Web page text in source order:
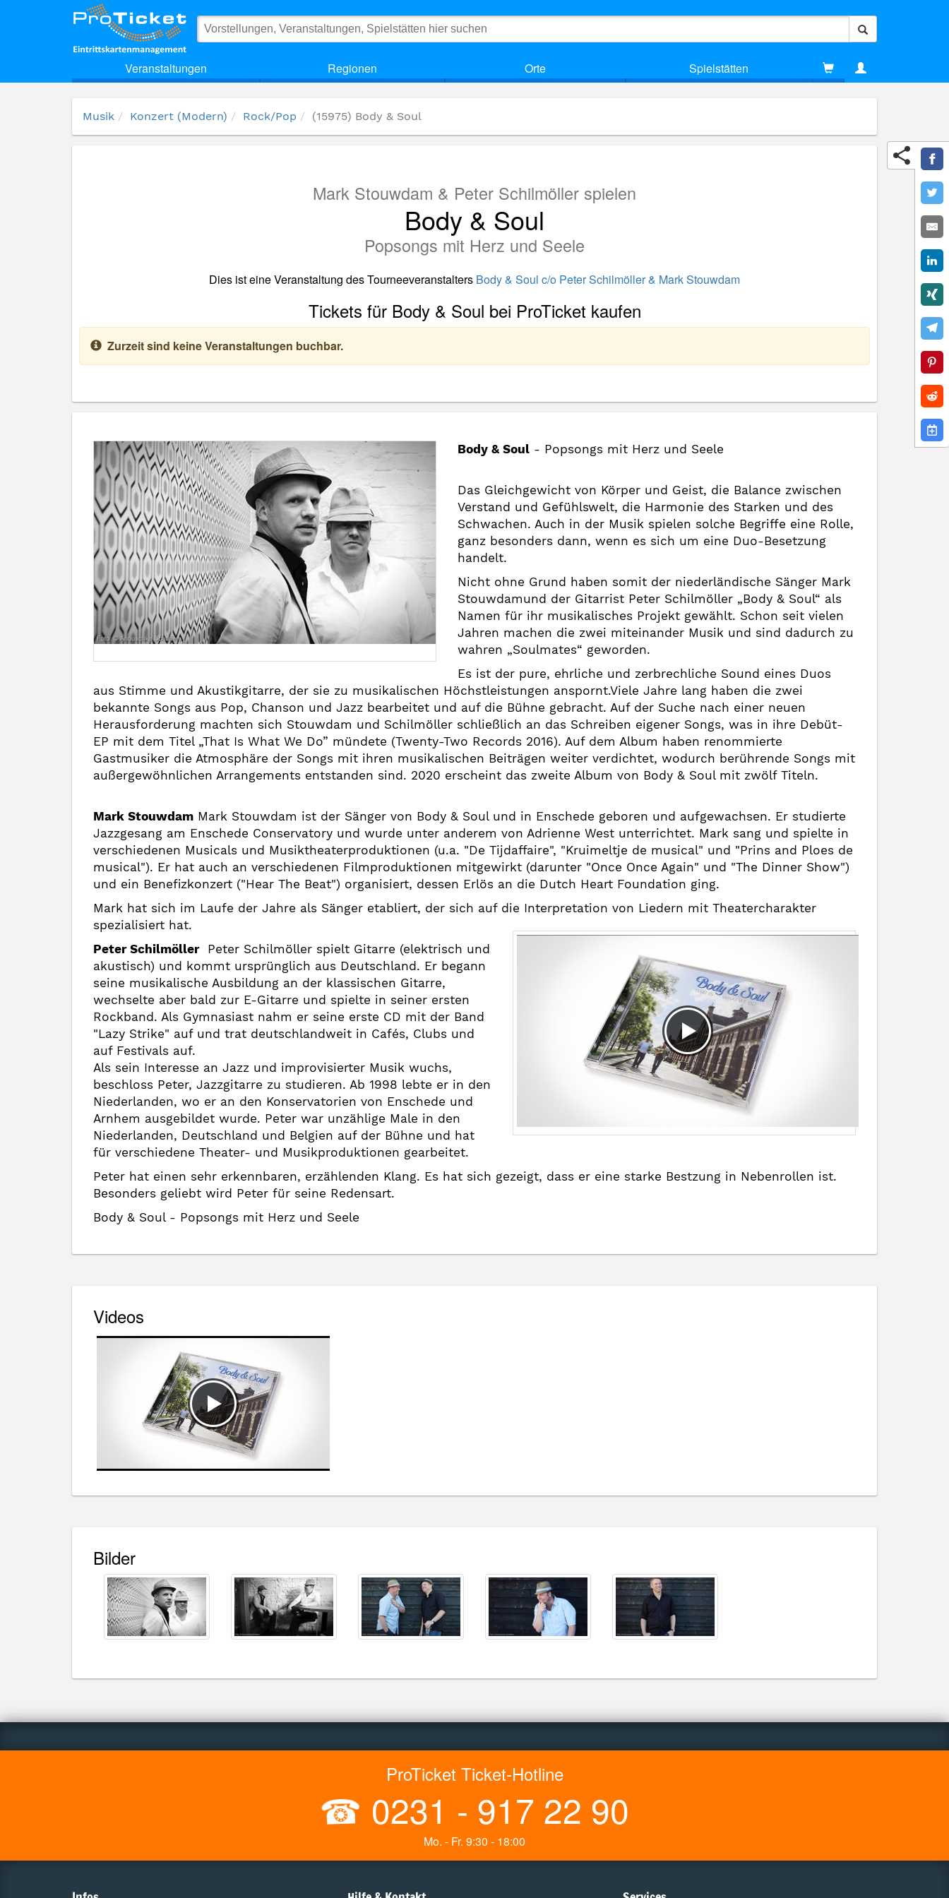
Veranstaltungen Regionen Orte Spielstätten
(15975) Body & Soul
Musik Konzert (Modern) Rock/Pop (15975) Body & Soul
Mark Stouwdam & Peter Schilmöller spielen
Body & Soul
Popsongs mit Herz und Seele
Dies ist eine Veranstaltung des Tourneeveranstalters Body & Soul c/o Peter Schilmöller & Mark Stouwdam
Tickets für Body & Soul bei ProTicket kaufen
Zurzeit sind keine Veranstaltungen buchbar.
Body & Soul - Popsongs mit Herz und Seele
Das Gleichgewicht von Körper und Geist, die Balance zwischen
Verstand und Gefühlswelt, die Harmonie des Starken und des
Schwachen. Auch in der Musik spielen solche Begriffe eine Rolle,
ganz besonders dann, wenn es sich um eine Duo-Besetzung
handelt.
Nicht ohne Grund haben somit der niederländische Sänger Mark
Stouwdamund der Gitarrist Peter Schilmöller „Body & Soul“ als
Namen für ihr musikalisches Projekt gewählt. Schon seit vielen
Jahren machen die zwei miteinander Musik und sind dadurch zu
wahren „Soulmates“ geworden.
Es ist der pure, ehrliche und zerbrechliche Sound eines Duos
aus Stimme und Akustikgitarre, der sie zu musikalischen Höchstleistungen anspornt.Viele Jahre lang haben die zwei
bekannte Songs aus Pop, Chanson und Jazz bearbeitet und auf die Bühne gebracht. Auf der Suche nach einer neuen
Herausforderung machten sich Stouwdam und Schilmöller schließlich an das Schreiben eigener Songs, was in ihre Debüt-
EP mit dem Titel „That Is What We Do” mündete (Twenty-Two Records 2016). Auf dem Album haben renommierte
Gastmusiker die Atmosphäre der Songs mit ihren musikalischen Beiträgen weiter verdichtet, wodurch berührende Songs mit
außergewöhnlichen Arrangements entstanden sind. 2020 erscheint das zweite Album von Body & Soul mit zwölf Titeln.
Mark Stouwdam Mark Stouwdam ist der Sänger von Body & Soul und in Enschede geboren und aufgewachsen. Er studierte
Jazzgesang am Enschede Conservatory und wurde unter anderem von Adrienne West unterrichtet. Mark sang und spielte in
verschiedenen Musicals und Musiktheaterproduktionen (u.a. "De Tijdaffaire", "Kruimeltje de musical" und "Prins and Ploes de
musical"). Er hat auch an verschiedenen Filmproduktionen mitgewirkt (darunter "Once Once Again" und "The Dinner Show")
und ein Benefizkonzert ("Hear The Beat") organisiert, dessen Erlös an die Dutch Heart Foundation ging.
Mark hat sich im Laufe der Jahre als Sänger etabliert, der sich auf die Interpretation von Liedern mit Theatercharakter
spezialisiert hat.
Peter SchilmöllerPeter Schilmöller spielt Gitarre (elektrisch und
akustisch) und kommt ursprünglich aus Deutschland. Er begann
seine musikalische Ausbildung an der klassischen Gitarre,
wechselte aber bald zur E-Gitarre und spielte in seiner ersten
Rockband. Als Gymnasiast nahm er seine erste CD mit der Band
"Lazy Strike" auf und trat deutschlandweit in Cafés, Clubs und
auf Festivals auf.
Als sein Interesse an Jazz und improvisierter Musik wuchs,
beschloss Peter, Jazzgitarre zu studieren. Ab 1998 lebte er in den
Niederlanden, wo er an den Konservatorien von Enschede und
Arnhem ausgebildet wurde. Peter war unzählige Male in den
Niederlanden, Deutschland und Belgien auf der Bühne und hat
für verschiedene Theater- und Musikproduktionen gearbeitet.
Peter hat einen sehr erkennbaren, erzählenden Klang. Es hat sich gezeigt, dass er eine starke Bestzung in Nebenrollen ist.
Besonders geliebt wird Peter für seine Redensart.
Body & Soul - Popsongs mit Herz und Seele
Videos
Bilder
ProTicket Ticket-Hotline
☎ 0231 - 917 22 90
Mo. - Fr. 9:30 - 18:00